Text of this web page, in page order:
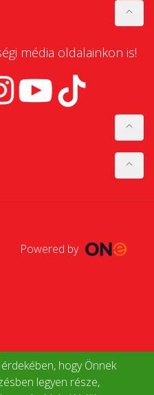
hogy Önnek
legyen része,
média oldalainkon is!
Powered by